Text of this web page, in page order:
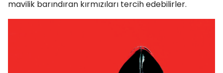
mavilik barındıran kırmızıları tercih edebilirler.